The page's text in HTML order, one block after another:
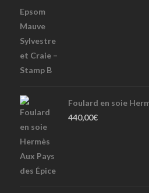
Foulard en soie
440,00€